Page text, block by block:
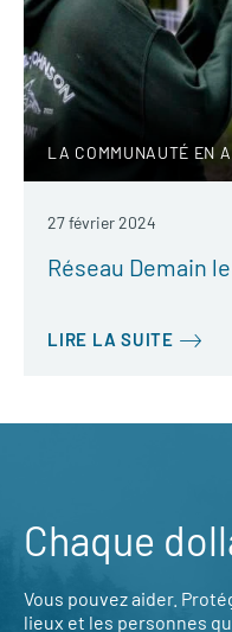
LA COMMUNAUTÉ EN
27 février 2024
Réseau Demain
LIRE LA SUITE
Chaque
Vous pouvez aider.
lieux et les personnes